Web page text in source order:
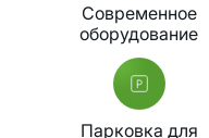
Современное
оборудование
Парковка для